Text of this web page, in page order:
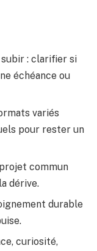
: clarifier si
échéance ou
variés
pour rester un
commun
dérive.
durable
curiosité,